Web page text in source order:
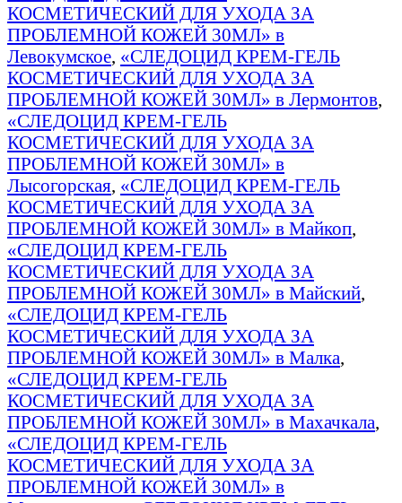
КОСМЕТИЧЕСКИЙ ДЛЯ УХОДА ЗА
ПРОБЛЕМНОЙ КОЖЕЙ 30МЛ» в
Левокумское, «СЛЕДОЦИД КРЕМ-ГЕЛЬ
КОСМЕТИЧЕСКИЙ ДЛЯ УХОДА ЗА
ПРОБЛЕМНОЙ КОЖЕЙ 30МЛ» в Лермонтов,
«СЛЕДОЦИД КРЕМ-ГЕЛЬ
КОСМЕТИЧЕСКИЙ ДЛЯ УХОДА ЗА
ПРОБЛЕМНОЙ КОЖЕЙ 30МЛ» в
Лысогорская, «СЛЕДОЦИД КРЕМ-ГЕЛЬ
КОСМЕТИЧЕСКИЙ ДЛЯ УХОДА ЗА
ПРОБЛЕМНОЙ КОЖЕЙ 30МЛ» в Майкоп,
«СЛЕДОЦИД КРЕМ-ГЕЛЬ
КОСМЕТИЧЕСКИЙ ДЛЯ УХОДА ЗА
ПРОБЛЕМНОЙ КОЖЕЙ 30МЛ» в Майский,
«СЛЕДОЦИД КРЕМ-ГЕЛЬ
КОСМЕТИЧЕСКИЙ ДЛЯ УХОДА ЗА
ПРОБЛЕМНОЙ КОЖЕЙ 30МЛ» в Малка,
«СЛЕДОЦИД КРЕМ-ГЕЛЬ
КОСМЕТИЧЕСКИЙ ДЛЯ УХОДА ЗА
ПРОБЛЕМНОЙ КОЖЕЙ 30МЛ» в Махачкала,
«СЛЕДОЦИД КРЕМ-ГЕЛЬ
КОСМЕТИЧЕСКИЙ ДЛЯ УХОДА ЗА
ПРОБЛЕМНОЙ КОЖЕЙ 30МЛ» в